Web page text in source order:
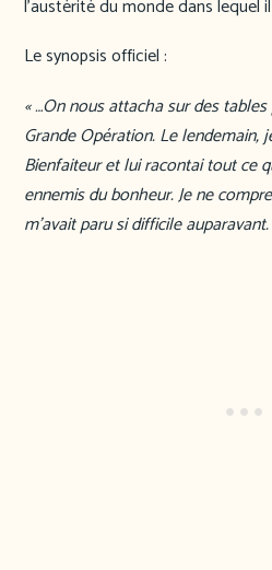
l’austérité du monde dans lequel
Le synopsis officiel :
« …On nous attacha sur des
Grande Opération. Le lendemain,
Bienfaiteur et lui racontai tout ce
ennemis du bonheur. Je ne
m’avait paru si difficile auparavant.